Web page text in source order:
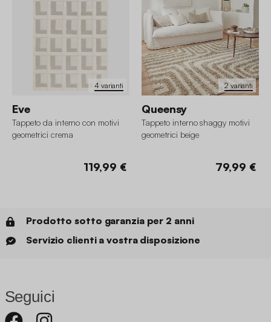
4 varianti
Eve
Tappeto da interno con motivi
geometrici crema
119,99 €
2 varianti
Queensy
Tappeto interno shaggy motivi
geometrici beige
79,99 €
Prodotto sotto garanzia per 2 anni
Servizio clienti a vostra disposizione
Seguici